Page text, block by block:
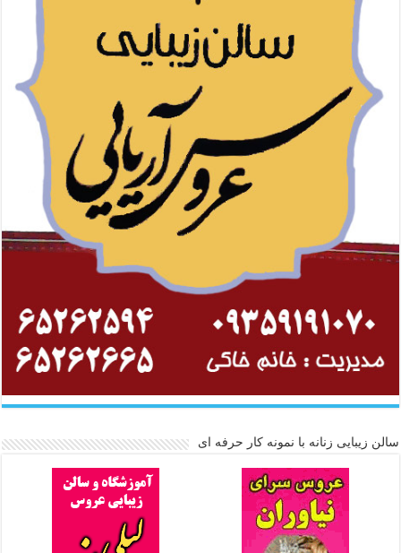
سالن زیبایی زنانه با نمونه کار حرفه ای